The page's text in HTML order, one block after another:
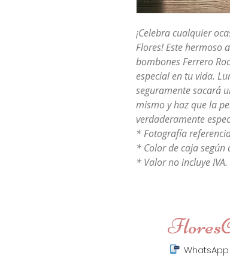
¡Celebra cualquier
Flores! Este hermoso
bombones Ferrero
especial en tu vida.
seguramente sacará
mismo y haz que la
verdaderamente
* Fotografía
* Color de caja
* Valor no incluye IVA.